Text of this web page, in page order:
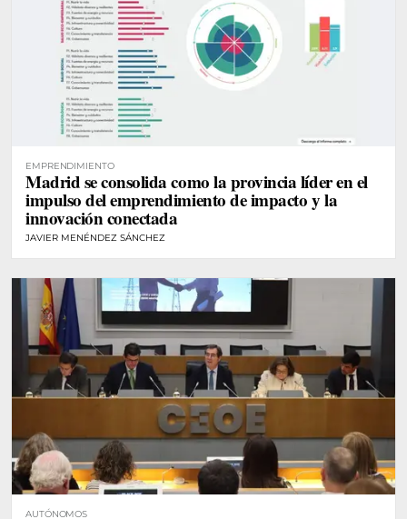
EMPRENDIMIENTO
Madrid se consolida como la provincia líder en el
impulso del emprendimiento de impacto y la
innovación conectada
JAVIER MENÉNDEZ SÁNCHEZ
AUTÓNOMOS